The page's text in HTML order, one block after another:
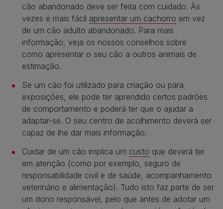
cão abandonado deve ser feita com cuidado. Às
vezes é mais fácil apresentar um cachorro em vez
de um cão adulto abandonado. Para mais
informação, veja os nossos conselhos sobre
como apresentar o seu cão a outros animais de
estimação.
Se um cão foi utilizado para criação ou para
exposições, ele pode ter aprendido certos padrões
de comportamento e poderá ter que o ajudar a
adaptar-se. O seu centro de acolhimento deverá ser
capaz de lhe dar mais informação.
Cuidar de um cão implica um custo que deverá ter
em atenção (como por exemplo, seguro de
responsabilidade civil e de saúde, acompanhamento
veterinário e alimentação). Tudo isto faz parte de ser
um dono responsável, pelo que antes de adotar um